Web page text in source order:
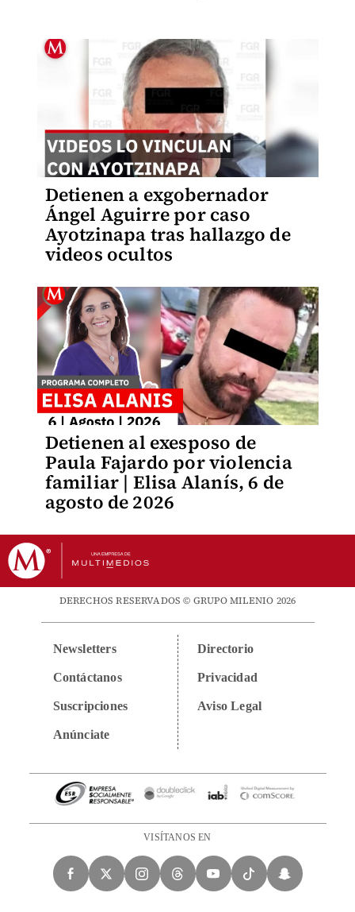
Detienen a exgobernador
Ángel Aguirre por caso
Ayotzinapa tras hallazgo de
videos ocultos
Detienen al exesposo de
Paula Fajardo por violencia
familiar | Elisa Alanís, 6 de
agosto de 2026
DERECHOS RESERVADOS © GRUPO MILENIO 2026
Newsletters
Contáctanos
Suscripciones
Anúnciate
Directorio
Privacidad
Aviso Legal
VISÍTANOS EN